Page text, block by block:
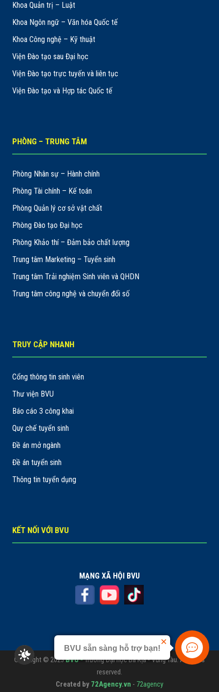
Khoa Quản trị – Luật
Khoa Ngôn ngữ – Văn hóa Quốc tế
Khoa Công nghệ – Kỹ thuật
Viện Đào tạo sau Đại học
Viện Đào tạo trực tuyến và liên tục
Viện Đào tạo và Hợp tác Quốc tế
PHÒNG – TRUNG TÂM
Phòng Nhân sự – Hành chính
Phòng Tài chính – Kế toán
Phòng Quản lý cơ sở vật chất
Phòng Đào tạo Đại học
Phòng Khảo thí – Đảm bảo chất lượng
Trung tâm Marketing – Tuyển sinh
Trung tâm Trải nghiệm Sinh viên và QHDN
Trung tâm công nghệ và chuyển đổi số
TRUY CẬP NHANH
Cổng thông tin sinh viên
Thư viện BVU
Báo cáo 3 công khai
Quy chế tuyển sinh
Đề án mở ngành
Đề án tuyển sinh
Thông tin tuyển dụng
KẾT NỐI VỚI BVU
MẠNG XÃ HỘI BVU
Copyright © 2023BVU -Trường Đại học Bà Rịa - Vũng Tàu. All rights
reserved.
Created by 72Agency.vn - 72agency
BVU sẵn sàng hỗ trợ bạn!